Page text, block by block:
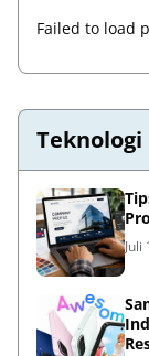
Failed to load
Teknologi
Juli